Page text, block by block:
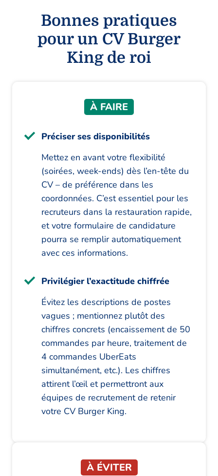
Bonnes pratiques
pour un CV Burger
King de roi
À FAIRE
Préciser ses disponibilités
Mettez en avant votre flexibilité
(soirées, week-ends) dès l’en-tête du
CV – de préférence dans les
coordonnées. C’est essentiel pour les
recruteurs dans la restauration rapide,
et votre formulaire de candidature
pourra se remplir automatiquement
avec ces informations.
Privilégier l’exactitude chiffrée
Évitez les descriptions de postes
vagues ; mentionnez plutôt des
chiffres concrets (encaissement de 50
commandes par heure, traitement de
4 commandes UberEats
simultanément, etc.). Les chiffres
attirent l’œil et permettront aux
équipes de recrutement de retenir
votre CV Burger King.
À ÉVITER